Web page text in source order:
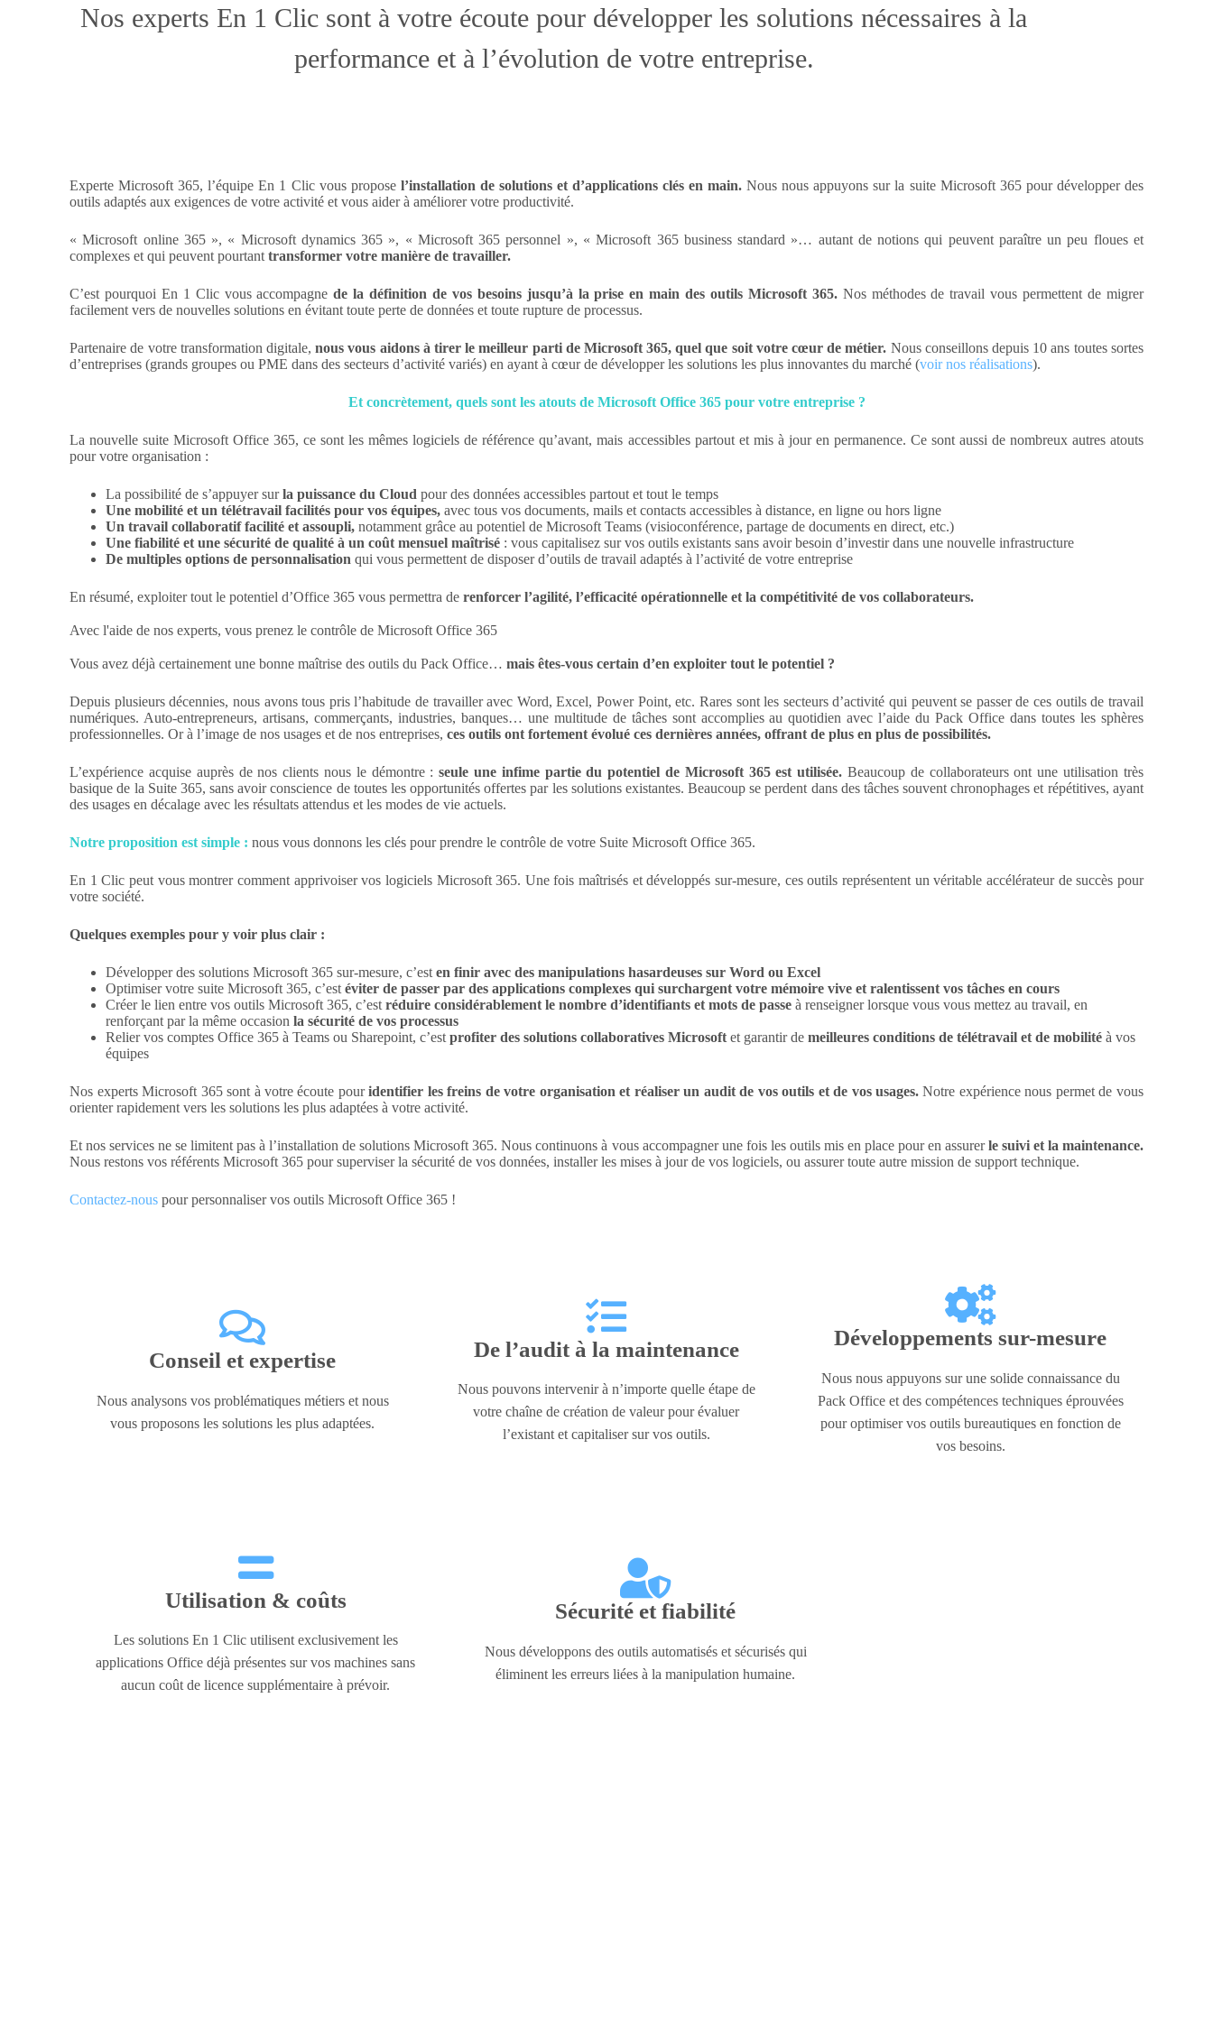
Nos experts En 1 Clic sont à votre écoute pour développer les solutions nécessaires à la
performance et à l’évolution de votre entreprise.
Experte Microsoft 365, l’équipe En 1 Clic vous propose l’installation de solutions et d’applications clés en main. Nous nous appuyons sur la suite Microsoft 365 pour développer des
outils adaptés aux exigences de votre activité et vous aider à améliorer votre productivité.
« Microsoft online 365 », « Microsoft dynamics 365 », « Microsoft 365 personnel », « Microsoft 365 business standard »… autant de notions qui peuvent paraître un peu floues et
complexes et qui peuvent pourtanttransformer votre manière de travailler.
C’est pourquoi En 1 Clic vous accompagnede la définition de vos besoins jusqu’à la prise en main des outils Microsoft 365.Nos méthodes de travail vous permettent de migrer
facilement vers de nouvelles solutions en évitant toute perte de données et toute rupture de processus.
Partenaire de votre transformation digitale,nous vous aidons à tirer le meilleur parti de Microsoft 365, quel que soit votre cœur de métier. Nous conseillons depuis 10 ans toutes sortes
d’entreprises (grands groupes ou PME dans des secteurs d’activité variés) en ayant à cœur de développer les solutions les plus innovantes du marché (voir nos réalisations).
Et concrètement, quels sont les atouts de Microsoft Office 365 pour votre entreprise ?
La nouvelle suite Microsoft Office 365, ce sont les mêmes logiciels de référence qu’avant, mais accessibles partout et mis à jour en permanence. Ce sont aussi de nombreux autres atouts
pour votre organisation :
La possibilité de s’appuyer surla puissance du Cloudpour des données accessibles partout et tout le temps
Une mobilité et un télétravail facilités pour vos équipes,avec tous vos documents, mails et contacts accessibles à distance, en ligne ou hors ligne
Un travail collaboratif facilité et assoupli,notamment grâce au potentiel de Microsoft Teams (visioconférence, partage de documents en direct, etc.)
Une fiabilité et une sécurité de qualitéà un coût mensuel maîtrisé : vous capitalisez sur vos outils existants sans avoir besoin d’investir dans une nouvelle infrastructure
De multiples options de personnalisationqui vous permettent de disposer d’outils de travail adaptés à l’activité de votre entreprise
En résumé, exploiter tout le potentiel d’Office 365 vous permettra derenforcer l’agilité, l’efficacité opérationnelle et la compétitivité de vos collaborateurs.
Avec l'aide de nos experts, vous prenez le contrôle de Microsoft Office 365
Vous avez déjà certainement une bonne maîtrise des outils du Pack Office…mais êtes-vous certain d’en exploiter tout le potentiel ?
Depuis plusieurs décennies, nous avons tous pris l’habitude de travailler avec Word, Excel, Power Point, etc. Rares sont les secteurs d’activité qui peuvent se passer de ces outils de travail
numériques. Auto-entrepreneurs, artisans, commerçants, industries, banques… une multitude de tâches sont accomplies au quotidien avec l’aide du Pack Office dans toutes les sphères
professionnelles. Or à l’image de nos usages et de nos entreprises,ces outils ont fortement évolué ces dernières années, offrant de plus en plus de possibilités.
L’expérience acquise auprès de nos clients nous le démontre :seule une infime partie du potentiel de Microsoft 365 est utilisée. Beaucoup de collaborateurs ont une utilisation très
basique de la Suite 365, sans avoir conscience de toutes les opportunités offertes par les solutions existantes. Beaucoup se perdent dans des tâches souvent chronophages et répétitives, ayant
des usages en décalage avec les résultats attendus et les modes de vie actuels.
Notre proposition est simple : nous vous donnons les clés pour prendre le contrôle de votre Suite Microsoft Office 365.
En 1 Clic peut vous montrer comment apprivoiser vos logiciels Microsoft 365. Une fois maîtrisés et développés sur-mesure, ces outils représentent un véritable accélérateur de succès pour
votre société.
Quelques exemples pour y voir plus clair :
Développer des solutions Microsoft 365 sur-mesure, c’esten finir avec des manipulations hasardeuses sur Word ou Excel
Optimiser votre suite Microsoft 365, c’estéviter de passer par des applications complexes qui surchargent votre mémoire vive et ralentissent vos tâches en cours
Créer le lien entre vos outils Microsoft 365, c’estréduire considérablement le nombre d’identifiants et mots de passeà renseigner lorsque vous vous mettez au travail, en
renforçant par la même occasionla sécurité de vos processus
Relier vos comptes Office 365 à Teams ou Sharepoint, c’estprofiter des solutions collaboratives Microsoftet garantir demeilleures conditions de télétravail et de mobilité à vos
équipes
Nos experts Microsoft 365 sont à votre écoute pouridentifier les freins de votre organisation et réaliser un audit de vos outils et de vos usages. Notre expérience nous permet de vous
orienter rapidement vers les solutions les plus adaptées à votre activité.
Et nos services ne se limitent pas à l’installation de solutions Microsoft 365. Nous continuons à vous accompagner une fois les outils mis en place pour en assurerle suivi et la maintenance.
Nous restons vos référents Microsoft 365 pour superviser la sécurité de vos données, installer les mises à jour de vos logiciels, ou assurer toute autre mission de support technique.
Contactez-nous pour personnaliser vos outils Microsoft Office 365 !
Conseil et expertise
Nous analysons vos problématiques métiers et nous
vous proposons les solutions les plus adaptées.
De l’audit à la maintenance
Nous pouvons intervenir à n’importe quelle étape de
votre chaîne de création de valeur pour évaluer
l’existant et capitaliser sur vos outils.
Développements sur-mesure
Nous nous appuyons sur une solide connaissance du
Pack Office et des compétences techniques éprouvées
pour optimiser vos outils bureautiques en fonction de
vos besoins.
Utilisation & coûts
Les solutions En 1 Clic utilisent exclusivement les
applications Office déjà présentes sur vos machines sans
aucun coût de licence supplémentaire à prévoir.
Sécurité et fiabilité
Nous développons des outils automatisés et sécurisés qui
éliminent les erreurs liées à la manipulation humaine.